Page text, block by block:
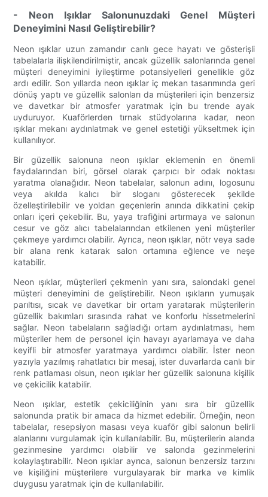
- Neon Işıklar Salonunuzdaki Genel Müşteri
Deneyimini Nasıl Geliştirebilir?
Neon ışıklar uzun zamandır canlı gece hayatı ve gösterişli
tabelalarla ilişkilendirilmiştir, ancak güzellik salonlarında genel
müşteri deneyimini iyileştirme potansiyelleri genellikle göz
ardı edilir. Son yıllarda neon ışıklar iç mekan tasarımında geri
dönüş yaptı ve güzellik salonları da müşterileri için benzersiz
ve davetkar bir atmosfer yaratmak için bu trende ayak
uyduruyor. Kuaförlerden tırnak stüdyolarına kadar, neon
ışıklar mekanı aydınlatmak ve genel estetiği yükseltmek için
kullanılıyor.
Bir güzellik salonuna neon ışıklar eklemenin en önemli
faydalarından biri, görsel olarak çarpıcı bir odak noktası
yaratma olanağıdır. Neon tabelalar, salonun adını, logosunu
veya akılda kalıcı bir sloganı gösterecek şekilde
özelleştirilebilir ve yoldan geçenlerin anında dikkatini çekip
onları içeri çekebilir. Bu, yaya trafiğini artırmaya ve salonun
cesur ve göz alıcı tabelalarından etkilenen yeni müşteriler
çekmeye yardımcı olabilir. Ayrıca, neon ışıklar, nötr veya sade
bir alana renk katarak salon ortamına eğlence ve neşe
katabilir.
Neon ışıklar, müşterileri çekmenin yanı sıra, salondaki genel
müşteri deneyimini de geliştirebilir. Neon ışıkların yumuşak
parıltısı, sıcak ve davetkar bir ortam yaratarak müşterilerin
güzellik bakımları sırasında rahat ve konforlu hissetmelerini
sağlar. Neon tabelaların sağladığı ortam aydınlatması, hem
müşteriler hem de personel için havayı ayarlamaya ve daha
keyifli bir atmosfer yaratmaya yardımcı olabilir. İster neon
yazıyla yazılmış rahatlatıcı bir mesaj, ister duvarlarda canlı bir
renk patlaması olsun, neon ışıklar her güzellik salonuna kişilik
ve çekicilik katabilir.
Neon ışıklar, estetik çekiciliğinin yanı sıra bir güzellik
salonunda pratik bir amaca da hizmet edebilir. Örneğin, neon
tabelalar, resepsiyon masası veya kuaför gibi salonun belirli
alanlarını vurgulamak için kullanılabilir. Bu, müşterilerin alanda
gezinmesine yardımcı olabilir ve salonda gezinmelerini
kolaylaştırabilir. Neon ışıklar ayrıca, salonun benzersiz tarzını
ve kişiliğini müşterilere vurgulayarak bir marka ve kimlik
duygusu yaratmak için de kullanılabilir.